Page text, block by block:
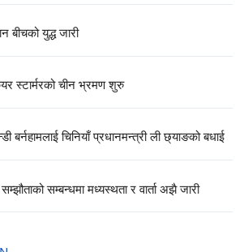
बीचको युद्ध जारी
स्टार्मरको चीन भ्रमण शुरु
बर्नहामलाई चिनियाँ प्रधानमन्त्री ली छ्याङको बधाई
सम्बन्धमा मध्यस्थता र वार्ता अझै जारी